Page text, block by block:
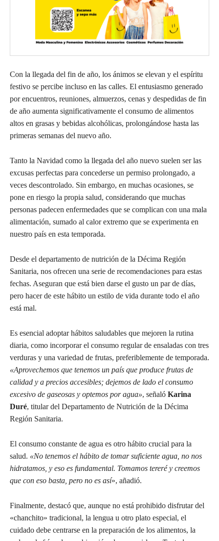
Con la llegada del fin de año, los ánimos se elevan y el espíritu
festivo se percibe incluso en las calles. El entusiasmo generado
por encuentros, reuniones, almuerzos, cenas y despedidas de fin
de año aumenta significativamente el consumo de alimentos
altos en grasas y bebidas alcohólicas, prolongándose hasta las
primeras semanas del nuevo año.
Tanto la Navidad como la llegada del año nuevo suelen ser las
excusas perfectas para concederse un permiso prolongado, a
veces descontrolado. Sin embargo, en muchas ocasiones, se
pone en riesgo la propia salud, considerando que muchas
personas padecen enfermedades que se complican con una mala
alimentación, sumado al calor extremo que se experimenta en
nuestro país en esta temporada.
Desde el departamento de nutrición de la Décima Región
Sanitaria, nos ofrecen una serie de recomendaciones para estas
fechas. Aseguran que está bien darse el gusto un par de días,
pero hacer de este hábito un estilo de vida durante todo el año
está mal.
Es esencial adoptar hábitos saludables que mejoren la rutina
diaria, como incorporar el consumo regular de ensaladas con tres
verduras y una variedad de frutas, preferiblemente de temporada.
«Aprovechemos que tenemos un país que produce frutas de
calidad y a precios accesibles; dejemos de lado el consumo
excesivo de gaseosas y optemos por agua», señaló Karina
Duré, titular del Departamento de Nutrición de la Décima
Región Sanitaria.
El consumo constante de agua es otro hábito crucial para la
salud. «No tenemos el hábito de tomar suficiente agua, no nos
hidratamos, y eso es fundamental. Tomamos tereré y creemos
que con eso basta, pero no es así», añadió.
Finalmente, destacó que, aunque no está prohibido disfrutar del
«chanchito» tradicional, la lengua u otro plato especial, el
cuidado debe centrarse en la preparación de los alimentos, la